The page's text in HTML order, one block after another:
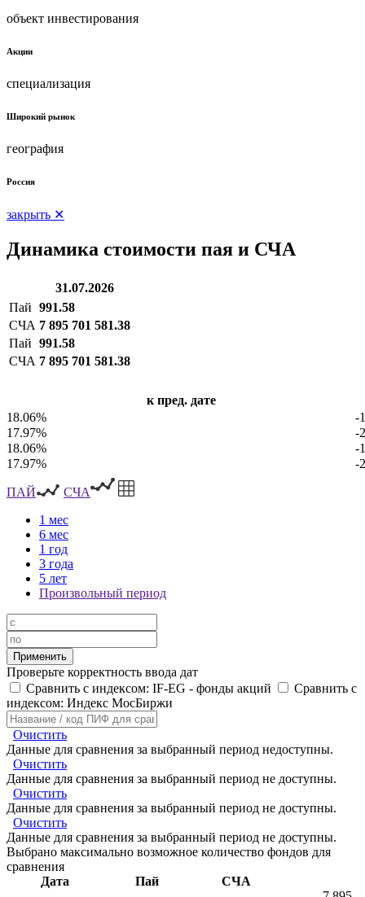
объект инвестирования
Акции
специализация
Широкий рынок
география
Россия
закрыть ✕
Динамика стоимости пая и СЧА
31.07.2026
Пай 991.58
СЧА 7 895 701 581.38
Пай 991.58
СЧА 7 895 701 581.38
к пред. дате
18.06%
-
17.97%
-
18.06%
-
17.97%
-
ПАЙ
СЧА
1 мес
6 мес
1 год
3 года
5 лет
Произвольный период
Проверьте корректность ввода дат
Сравнить с индексом: IF-EG - фонды акций
Сравнить с
индексом: Индекс МосБиржи
Очистить
Данные для сравнения за выбранный период недоступны.
Очистить
Данные для сравнения за выбранный период не доступны.
Очистить
Данные для сравнения за выбранный период не доступны.
Очистить
Данные для сравнения за выбранный период не доступны.
Выбрано максимально возможное количество фондов для
сравнения
Дата
Пай СЧА